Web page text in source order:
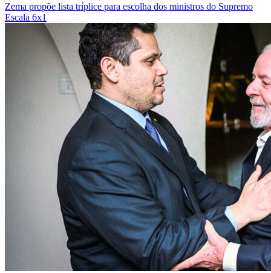
Zema propõe lista tríplice para escolha dos ministros do Supremo
Escala 6x1